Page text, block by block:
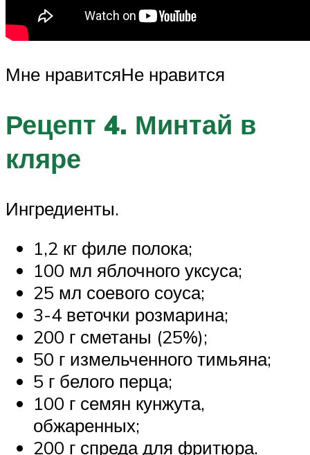
Мне нравитсяНе нравится
Рецепт 4. Минтай в
кляре
Ингредиенты.
1,2 кг филе полока;
100 мл яблочного уксуса;
25 мл соевого соуса;
3-4 веточки розмарина;
200 г сметаны (25%);
50 г измельченного тимьяна;
5 г белого перца;
100 г семян кунжута,
обжаренных;
200 г спреда для фритюра.